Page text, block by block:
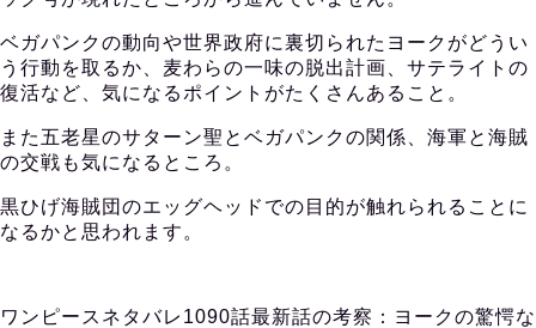
ベガパンクの動向や世界政府に裏切られたヨークがどうい
う行動を取るか、麦わらの一味の脱出計画、サテライトの
復活など、気になるポイントがたくさんあること。
また五老星のサターン聖とベガパンクの関係、海軍と海賊
の交戦も気になるところ。
黒ひげ海賊団のエッグヘッドでの目的が触れられることに
なるかと思われます。
ワンピースネタバレ1090話最新話の考察：ヨークの驚愕な